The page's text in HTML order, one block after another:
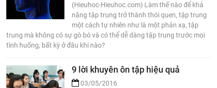
(Hieuhoc-Hieuhoc.com) Làm thế nào để khả
năng tập trung trở thành thói quen, tập trung
một cách tự nhiên như là một phản xạ, tập
trung mà không có sự gò bó và có thể dễ dàng tập trung trước mọi
tình huống, bất kỳ ở đâu khi nào?
9 lời khuyên ôn tập hiệu quả
03/05/2016